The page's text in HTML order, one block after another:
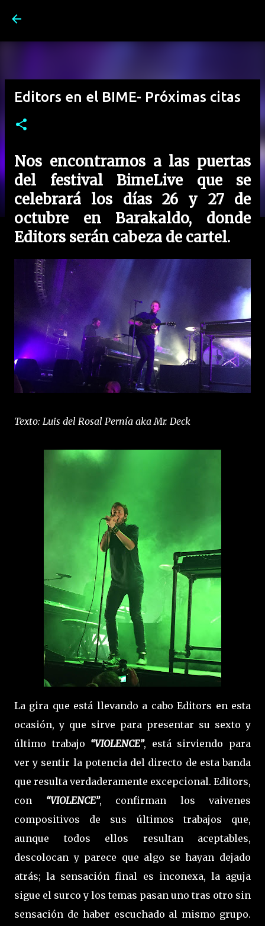
Editors en el BIME- Próximas citas
Nos encontramos a las puertas
del festival BimeLive que se
celebrará los días 26 y 27 de
octubre en Barakaldo, donde
Editors serán cabeza de cartel.
Texto: Luis del Rosal Pernía aka Mr. Deck
La gira que está llevando a cabo Editors en esta
ocasión, y que sirve para presentar su sexto y
último trabajo “VIOLENCE”, está sirviendo para
ver y sentir la potencia del directo de esta banda
que resulta verdaderamente excepcional. Editors,
con “VIOLENCE”, confirman los vaivenes
compositivos de sus últimos trabajos que,
aunque todos ellos resultan aceptables,
descolocan y parece que algo se hayan dejado
atrás; la sensación final es inconexa, la aguja
sigue el surco y los temas pasan uno tras otro sin
sensación de haber escuchado al mismo grupo.